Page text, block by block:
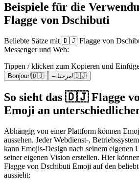
Beispiele für die
Flagge von Dschibuti
Beliebte Sätze mit 🇩🇯 Flagge von
Messenger und Web:
Tippen / klicken zum Kopieren und
Bonjour!🇩🇯 – مرحبا!🇩🇯
So sieht das 🇩🇯 Flagge
Emoji an
Abhängig von einer Plattform können
aussehen. Jeder Webdienst-,
kann Emojis-Design nach seinem eigenen
seiner eigenen Vision erstellen. Hier
Flagge von Dschibuti Emoji auf den
aussieht: